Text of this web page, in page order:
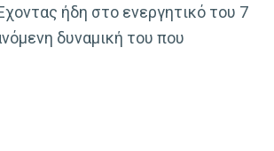
ήδη στο ενεργητικό του 7
δυναμική του που